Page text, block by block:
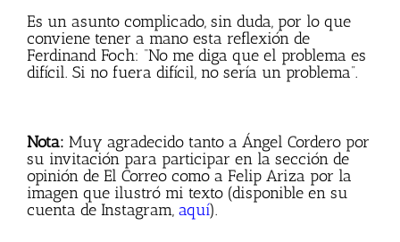
Es un asunto complicado, sin duda, por lo que
conviene tener a mano esta reflexión de
Ferdinand Foch: “No me diga que el problema es
difícil. Si no fuera difícil, no sería un problema”.
Nota: Muy agradecido tanto a Ángel Cordero por
su invitación para participar en la sección de
opinión de El Correo como a Felip Ariza por la
imagen que ilustró mi texto (disponible en su
cuenta de Instagram, aquí).